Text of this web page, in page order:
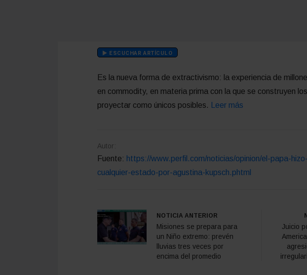
ESCUCHAR ARTÍCULO
Es la nueva forma de extractivismo: la experiencia de
en commodity, en materia prima con la que se construyen
proyectar como únicos posibles.
Leer más
Autor:
Fuente: https://www.perfil.com/noticias/opinion/el-papa-
cualquier-estado-por-agustina-kupsch.phtml
NOTICIA ANTERIOR
Misiones se prepara para
un Niño extremo: prevén
lluvias tres veces por
encima del promedio
Juicio